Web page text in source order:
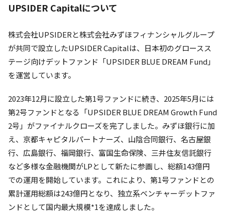
UPSIDER Capitalについて
株式会社UPSIDERと株式会社みずほフィナンシャルグループ
が共同で設立したUPSIDER Capitalは、日本初のグロースス
テージ向けデットファンド「UPSIDER BLUE DREAM Fund」
を運営しています。
2023年12月に設立した第1号ファンドに続き、2025年5月には
第2号ファンドとなる「UPSIDER BLUE DREAM Growth Fund
2号」がファイナルクローズを完了しました。みずほ銀行に加
え、京都キャピタルパートナーズ、山陰合同銀行、名古屋銀
行、広島銀行、福岡銀行、富国生命保険、三井住友信託銀行
など多様な金融機関がLPとして新たに参画し、総額143億円
での運用を開始しています。これにより、第1号ファンドとの
累計運用総額は243億円となり、独立系ベンチャーデットファ
ンドとして国内最大規模*1を達成しました。